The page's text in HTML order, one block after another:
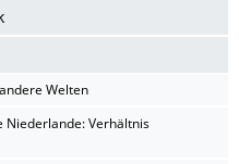
Welten
Niederlande: Verhältnis